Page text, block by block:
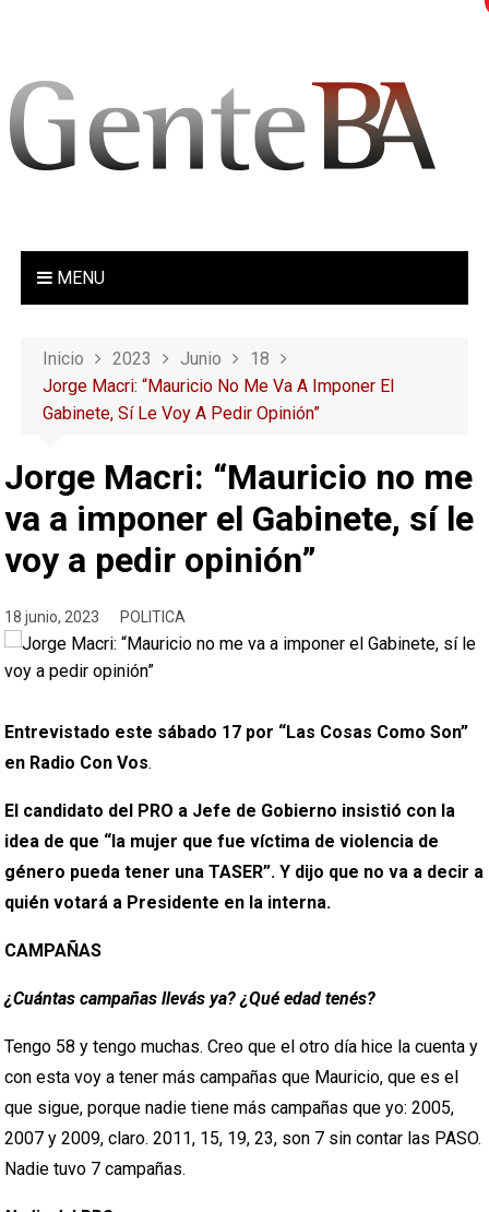
MENU
Inicio 2023 Junio
18
Jorge Macri: “Mauricio No Me Va A Imponer El
Gabinete, Sí Le Voy A Pedir Opinión”
Jorge Macri: “Mauricio no me
va a imponer el Gabinete, sí le
voy a pedir opinión”
18 junio, 2023 POLITICA
Entrevistado este sábado 17 por “Las Cosas Como Son”
en Radio Con Vos.
El candidato del PRO a Jefe de Gobierno insistió con la
idea de que “la mujer que fue víctima de violencia de
género pueda tener una TASER”. Y dijo que no va a decir a
quién votará a Presidente en la interna.
CAMPAÑAS
¿Cuántas campañas llevás ya? ¿Qué edad tenés?
Tengo 58 y tengo muchas. Creo que el otro día hice la cuenta y
con esta voy a tener más campañas que Mauricio, que es el
que sigue, porque nadie tiene más campañas que yo: 2005,
2007 y 2009, claro. 2011, 15, 19, 23, son 7 sin contar las PASO.
Nadie tuvo 7 campañas.